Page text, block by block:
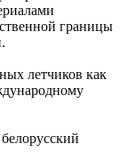
границы
летчиков как